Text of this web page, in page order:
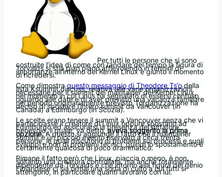
Per tutti le persone che si sono
costruite l’idea di come con l’andare del tempo la figura di
Torvalds si stia pian piano affievolendo in termini di
importanze all’interno del Kernel Linux è giunto il momento
di ricredersi.
Come dimostraquesto messaggio di Theodore Ts’odella
lista Ksummit.discuss, relativa alle varie organizzazioni
necessarie per il summit dei maintainer del Kernel Linux,
nel momento in cui Linus ha segnalato di essersi confuso
riguardo alle date e di aver previsto una vacanza familiare
nel periodo originariamente previsto, l’organizzazione ha
deciso di spostare l’intero summit da Vancouver (in
Canada) a Edimburgo (in Scozia).
Le scelte erano tenere il summit a Vancouver senza che vi
partecipasse il creatore di Linux oppure spostarlo ad
Edimburgo ed assicurarsi la presenza del dittatore
benevolo, il quale, va detto, aveva suggerito la prima
opzione. A questo si aggiunge il fatto che il maintainer
summit è un piccolo evento riservato a circa trenta
persone, le quali discutono di problemi sui processi e sugli
sviluppi e non di problemi tecnici, quindi lo spostamento è
certamente qualcosa di poco drammatico.
Rimane il fatto però che Linux, piaccia o meno, è non
soltanto una creatura controllata, ma anche totalmente
dipendente da Torvalds e che intorno alla figura del genio
Finlandese ci sia ormai una sorta di culto a cui tutti si
attengono, in particolare quanti lavorano con lui.